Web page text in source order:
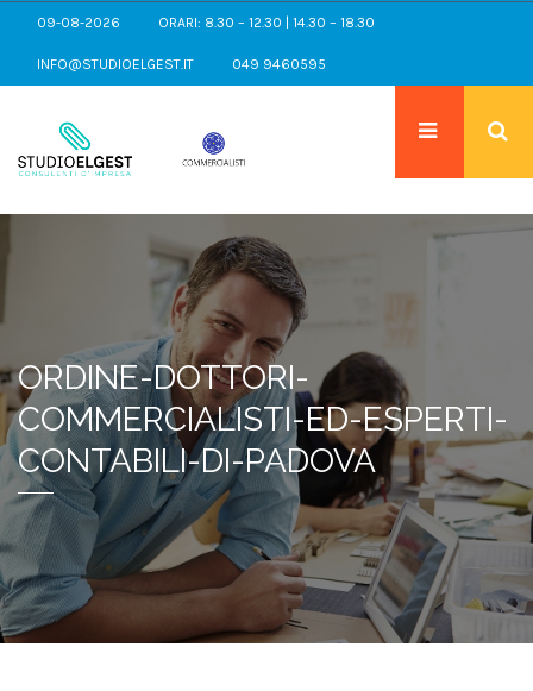
09-08-2026 ORARI: 8.30 – 12.30 | 14.30 – 18.30
INFO@STUDIOELGEST.IT 049 9460595
ORDINE-DOTTORI-
COMMERCIALISTI-ED-ESPERTI-
CONTABILI-DI-PADOVA